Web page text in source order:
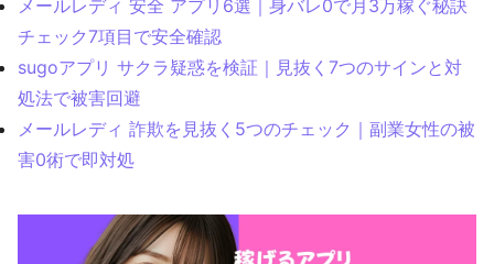
メールレディ 安全 アプリ6選｜身バレ0で月3万稼ぐ秘訣
チェック7項目で安全確認
sugoアプリ サクラ疑惑を検証｜見抜く7つのサインと対
処法で被害回避
メールレディ 詐欺を見抜く5つのチェック｜副業女性の被
害0術で即対処